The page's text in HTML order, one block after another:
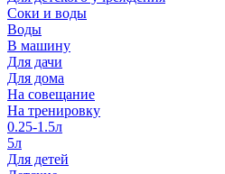
Соки и воды
Воды
В машину
Для дачи
Для дома
На совещание
На тренировку
0.25-1.5л
5л
Для детей